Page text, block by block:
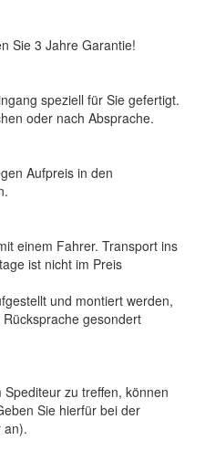
Sie 3 Jahre Garantie!
speziell für Sie gefertigt.
oder nach Absprache.
Aufpreis in den
einem Fahrer. Transport ins
ist nicht im Preis
und montiert werden,
gesondert
zu treffen, können
Sie hierfür bei der
an).